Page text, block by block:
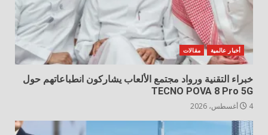
أخبار عالمية مقالات
خبراء التقنية ورواد مجتمع الألعاب يشاركون انطباعاتهم حول
TECNO POVA 8 Pro 5G
4 أغسطس، 2026